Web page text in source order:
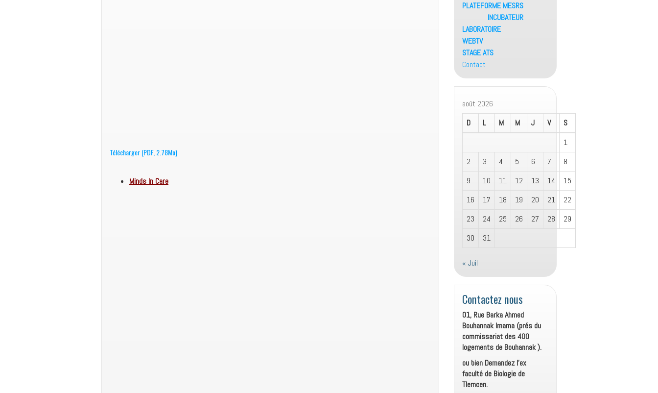
Télécharger (PDF, 2.78Mo)
Minds In Care
PLATEFORME MESRS
INCUBATEUR
LABORATOIRE
WEBTV
STAGE ATS
Contact
août 2026
D
L M M J V
S
1
2
3 4 5 6 7
8
9
10 11 12 13 14
15
16
17 18 19 20 21
22
23
24 25 26 27 28
29
30
31
« Juil
Contactez nous
01, Rue Barka Ahmed
Bouhannak Imama (prés du
commissariat des 400
logements de Bouhannak ).
ou bien Demandez l’ex
faculté de Biologie de
Tlemcen.